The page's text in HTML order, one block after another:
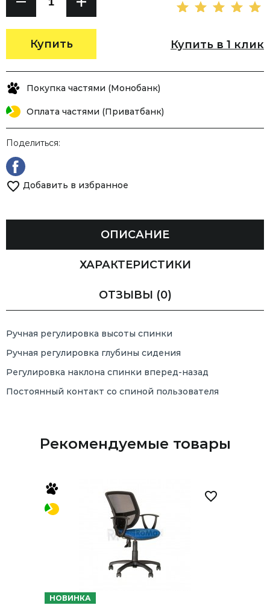
Купить Купить в 1 клик
Покупка частями (Монобанк)
Оплата частями (Приватбанк)
Поделиться:
Добавить в избранное
ОПИСАНИЕ
ХАРАКТЕРИСТИКИ
ОТЗЫВЫ (0)
Ручная регулировка высоты спинки
Ручная регулировка глубины сидения
Регулировка наклона спинки вперед-назад
Постоянный контакт со спиной пользователя
Рекомендуемые товары
НОВИНКА